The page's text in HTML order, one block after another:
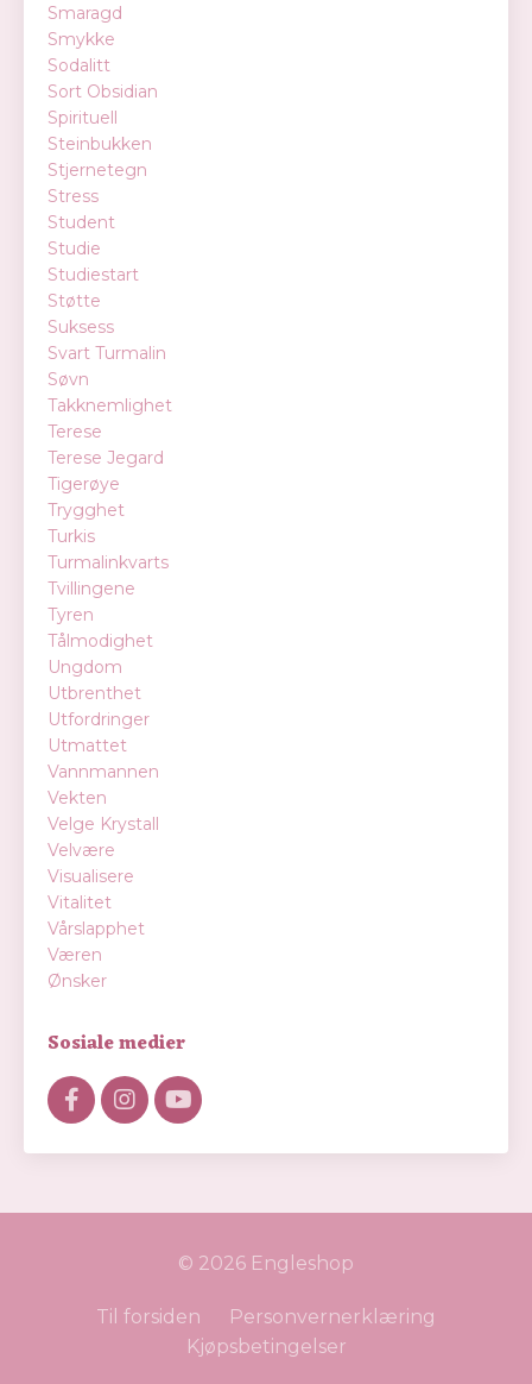
Smaragd
Smykke
Sodalitt
Sort Obsidian
Spirituell
Steinbukken
Stjernetegn
Stress
Student
Studie
Studiestart
Støtte
Suksess
Svart Turmalin
Søvn
Takknemlighet
Terese
Terese Jegard
Tigerøye
Trygghet
Turkis
Turmalinkvarts
Tvillingene
Tyren
Tålmodighet
Ungdom
Utbrenthet
Utfordringer
Utmattet
Vannmannen
Vekten
Velge Krystall
Velvære
Visualisere
Vitalitet
Vårslapphet
Væren
Ønsker
Sosiale medier
© 2026 Engleshop
Til forsiden
Personvernerklæring
Kjøpsbetingelser